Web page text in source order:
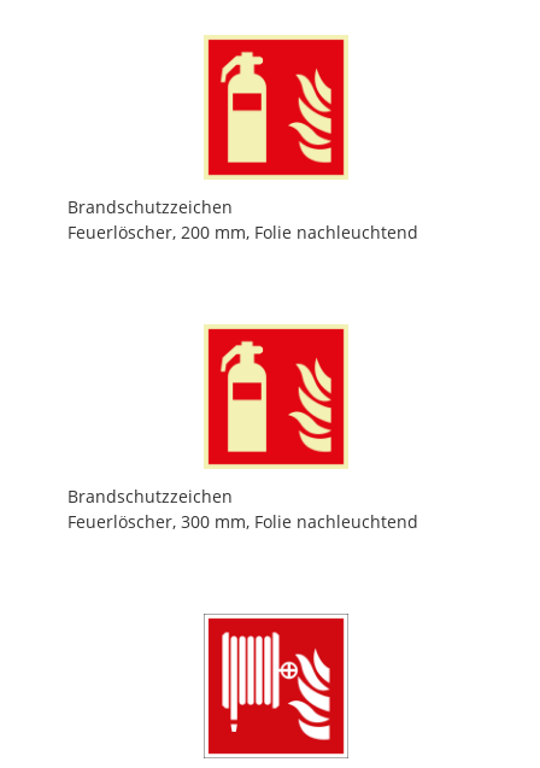
Brandschutzzeichen
Feuerlöscher, 200 mm, Folie nachleuchtend
Brandschutzzeichen
Feuerlöscher, 300 mm, Folie nachleuchtend